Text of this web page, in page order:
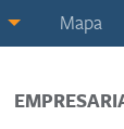
Mapa